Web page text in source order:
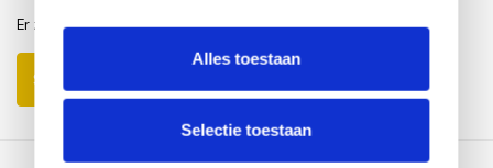
Alles toestaan
Selectie toestaan
Er zijn nog geen reviews geschreven over dit product..
Schrijf je eigen review